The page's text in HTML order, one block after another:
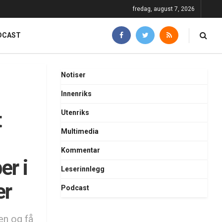
fredag, august 7, 2026
i
og få
Notiser
Innenriks
Utenriks
Multimedia
Kommentar
Leserinnlegg
Podcast